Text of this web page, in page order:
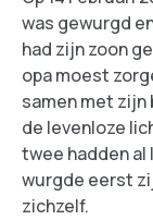
was gewurgd
had zijn zoon
opa moest
samen met zijn
de levenloze
twee hadden
wurgde eerst
zichzelf.